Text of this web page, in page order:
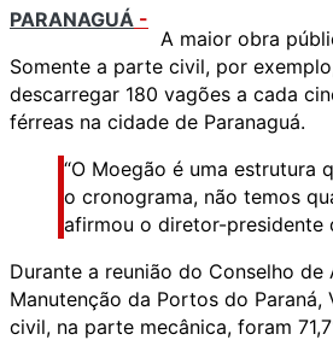
PARANAGUÁ -
A maior obra
Somente a parte civil, por
descarregar 180 vagões a cada
férreas na cidade de Paranaguá.
“O Moegão é uma estrutura
o cronograma, não temos
afirmou o diretor-presidente
Durante a reunião do Conselho
Manutenção da Portos do
civil, na parte mecânica, foram